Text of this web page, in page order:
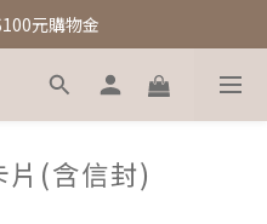
元購物金
元購物金
滿額享免運優惠
元購物金
片(含信封)